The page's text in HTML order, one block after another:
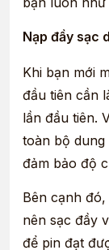
Nạp đầy sạc
Khi bạn mới
đầu tiên cần
lần đầu tiên.
toàn bộ
đảm bảo độ
Bên cạnh
nên sạc đầy
để pin đạt